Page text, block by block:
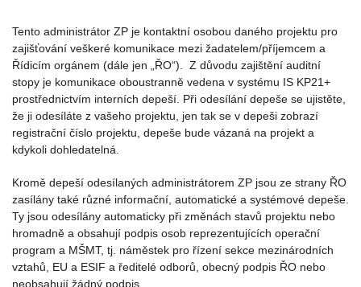
Tento administrátor ZP je kontaktní osobou daného projektu pro
zajišťování veškeré komunikace mezi žadatelem/příjemcem a
Řídicím orgánem (dále jen „ŘO“). Z důvodu zajištění auditní
stopy je komunikace oboustranně vedena v systému IS KP21+
prostřednictvím interních depeší. Při odesílání depeše se ujistěte,
že ji odesíláte z vašeho projektu, jen tak se v depeši zobrazí
registrační číslo projektu, depeše bude vázaná na projekt a
kdykoli dohledatelná.
Kromě depeší odesílaných administrátorem ZP jsou ze strany ŘO
zasílány také různé informační, automatické a systémové depeše.
Ty jsou odesílány automaticky při změnách stavů projektu nebo
hromadně a obsahují podpis osob reprezentujících operační
program a MŠMT, tj. náměstek pro řízení sekce mezinárodních
vztahů, EU a ESIF a ředitelé odborů, obecný podpis ŘO nebo
neobsahují žádný podpis.